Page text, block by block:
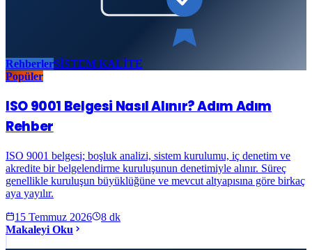
RehberlerSİSTEM KALİTE
Popüler
ISO 9001 Belgesi Nasıl Alınır? Adım Adım
Rehber
ISO 9001 belgesi; boşluk analizi, sistem kurulumu, iç denetim ve
akredite bir belgelendirme kuruluşunun denetimiyle alınır. Süreç
genellikle kuruluşun büyüklüğüne ve mevcut altyapısına göre birkaç
aya yayılır.
15 Temmuz 2026
8 dk
Makaleyi Oku